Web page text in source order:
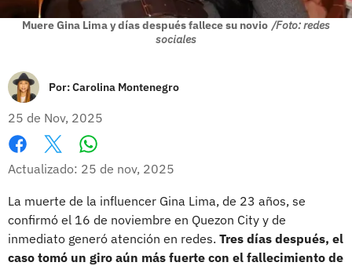
Muere Gina Lima y días después fallece su novio /Foto: redes
sociales
Por:Carolina Montenegro
25 de Nov, 2025
Facebook
X
Actualizado: 25 de nov, 2025
La muerte de la influencer Gina Lima, de 23 años, se
confirmó el 16 de noviembre en Quezon City y de
inmediato generó atención en redes. Tres días después, el
caso tomó un giro aún más fuerte con el fallecimiento de